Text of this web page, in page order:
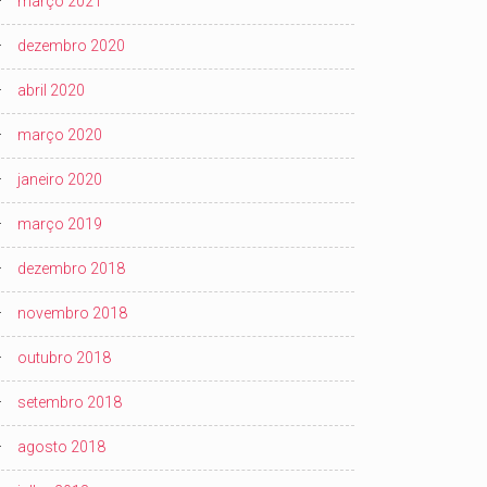
dezembro 2020
abril 2020
março 2020
janeiro 2020
março 2019
dezembro 2018
novembro 2018
outubro 2018
setembro 2018
agosto 2018